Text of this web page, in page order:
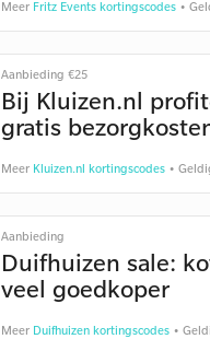
Meer Fritz Events kortingscodes•
Aanbieding €25
Bij Kluizen.nl
gratis
Meer Kluizen.nl kortingscodes•
Aanbieding
Duifhuizen sale:
veel goedkoper
Meer Duifhuizen kortingscodes•